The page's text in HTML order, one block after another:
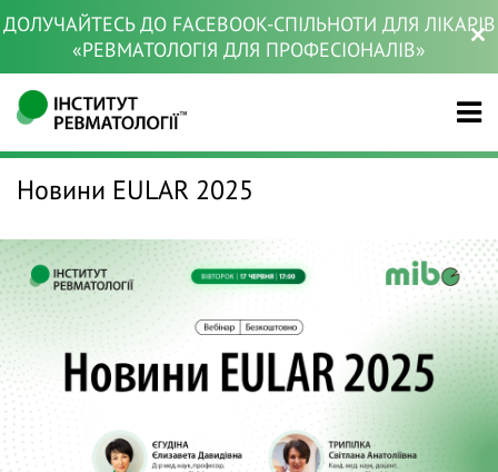
ДОЛУЧАЙТЕСЬ ДО FACEBOOK-СПІЛЬНОТИ ДЛЯ ЛІКАРІВ
«РЕВМАТОЛОГІЯ ДЛЯ ПРОФЕСІОНАЛІВ»
Новини EULAR 2025